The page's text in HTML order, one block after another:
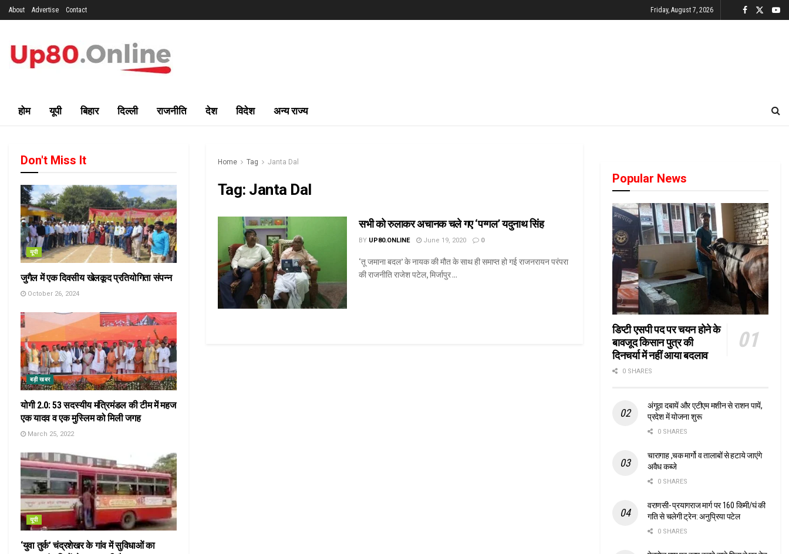
About Advertise Contact Friday, August 7, 2026
होम यूपी बिहार दिल्ली राजनीति देश विदेश अन्य राज्य
Home Tag Janta Dal
Tag: Janta Dal
सभी को रुलाकर अचानक चले गए ‘पग्गल’ यदुनाथ सिंह
BY UP80.ONLINE June 19, 2020 0
‘तू जमाना बदल’ के नायक की मौत के साथ ही समाप्त हो गई राजनरायन परंपरा
की राजनीति राजेश पटेल, मिर्जापुर ...
Don't Miss It
यूपी
जुगैल में एक दिवसीय खेलकूद प्रतियोगिता संपन्न
October 26, 2024
बड़ी खबर
योगी 2.0: 53 सदस्यीय मंत्रिमंडल की टीम में महज
एक यादव व एक मुस्लिम को मिली जगह
March 25, 2022
यूपी
‘युवा तुर्क’ चंद्रशेखर के गांव में सुविधाओं का
Popular News
डिप्टी एसपी पद पर चयन होने के
बावजूद किसान पुत्र की
दिनचर्या में नहीं आया बदलाव
0 SHARES
अंगूठा दबायें और एटीएम मशीन से राशन पायें,
प्रदेश में योजना शुरू
0 SHARES
चारागाह ,चक मार्गो व तालाबों से हटाये जाएंगे
अवैध कब्जे
0 SHARES
वराणसी- प्रयागराज मार्ग पर 160 किमी/घं की
गति से चलेगी ट्रेन: अनुप्रिया पटेल
0 SHARES